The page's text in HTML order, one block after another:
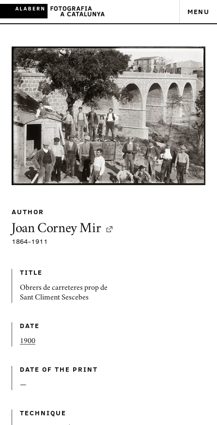
MENU
AUTHOR
Joan Corney Mir
1864-1911
TITLE
Obrers de carreteres prop de
Sant Climent Sescebes
DATE
1900
DATE OF THE PRINT
—
TECHNIQUE